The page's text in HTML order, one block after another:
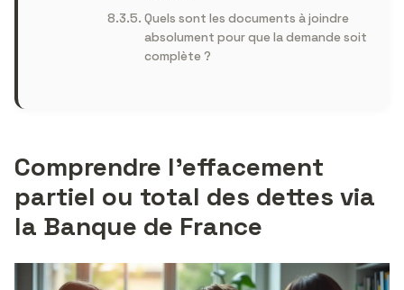
Quels sont les documents à joindre
absolument pour que la demande soit
complète ?
Comprendre l’effacement
partiel ou total des dettes via
la Banque de France